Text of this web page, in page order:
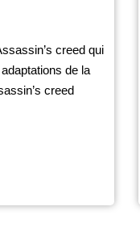
creed qui
de la
creed